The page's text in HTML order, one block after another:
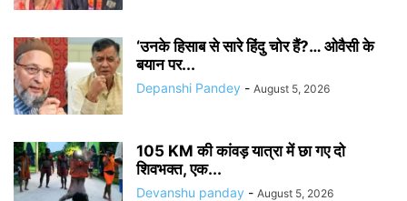
‘उनके हिसाब से सारे हिंदु चोर हैं?… ओवैसी के
बयान पर...
Depanshi Pandey - August 5, 2026
105 KM की कांवड़ यात्रा में छा गए दो
शिवभक्त, एक...
Devanshu panday - August 5, 2026